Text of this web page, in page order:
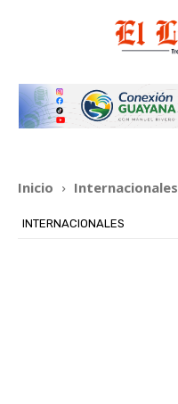
Inicio Internacionales
INTERNACIONALES